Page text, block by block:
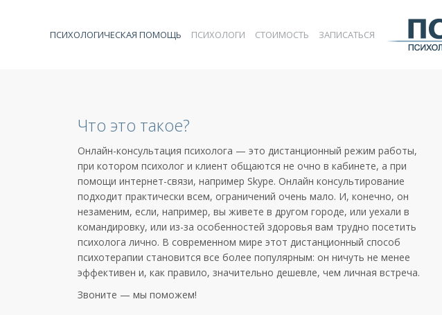
ПСИХОЛОГИЧЕСКАЯ ПОМОЩЬ ПСИХОЛОГИ СТОИМОСТЬ ЗАПИСАТЬСЯ
ОНЛАЙН
Что это такое?
Онлайн-консультация психолога — это дистанционный режим работы,
при котором психолог и клиент общаются не очно в кабинете, а при
помощи интернет-связи, например Skype. Онлайн консультирование
подходит практически всем, ограничений очень мало. И, конечно, он
незаменим, если, например, вы живете в другом городе, или уехали в
командировку, или из-за особенностей здоровья вам трудно посетить
психолога лично. В современном мире этот дистанционный способ
психотерапии становится все более популярным: он ничуть не менее
эффективен и, как правило, значительно дешевле, чем личная встреча.
Звоните — мы поможем!